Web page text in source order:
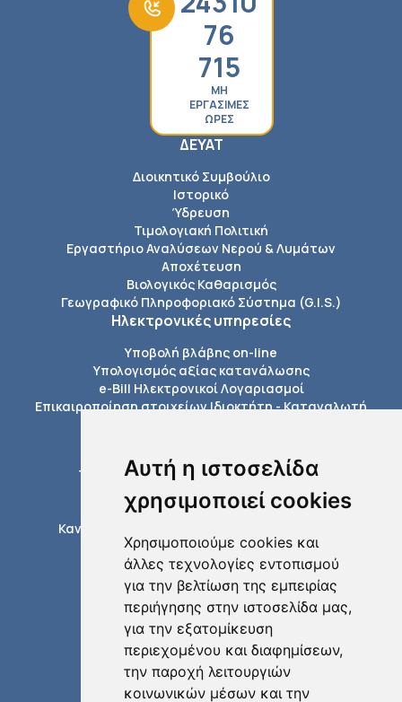
Αυτή η ιστοσελίδα
χρησιμοποιεί cookies
Χρησιμοποιούμε cookies και
άλλες τεχνολογίες εντοπισμού
για την βελτίωση της εμπειρίας
περιήγησης στην ιστοσελίδα μας,
για την εξατομίκευση
περιεχομένου και διαφημίσεων,
την παροχή λειτουργιών
κοινωνικών μέσων και την
76
715
ΜΗ
ΕΡΓΑΣΙΜΕΣ
ΩΡΕΣ
ΔΕΥΑΤ
Διοικητικό Συμβούλιο
Ιστορικό
Ύδρευση
Τιμολογιακή Πολιτική
Εργαστήριο Αναλύσεων Νερού & Λυμάτων
Αποχέτευση
Βιολογικός Καθαρισμός
Γεωγραφικό Πληροφοριακό Σύστημα (G.I.S.)
Ηλεκτρονικές υπηρεσίες
Υποβολή βλάβης on-line
Υπολογισμός αξίας κατανάλωσης
e-Bill Ηλεκτρονικοί Λογαριασμοί
Επικαιροποίηση στοιχείων Ιδιοκτήτη - Καταναλωτή
Εξόφληση Λογαριασμών
Τέλη σύνδεσης με το δίκτυο της ΔΕΥΑΤ
Διαδικασίες ύδρευσης
Διαδικασίες αποχέτευσης
Κανονισμοί δικτύων ύδρευσης αποχέτευσης
Έντυπα / Αιτήσεις
Τηλεφωνικός κατάλογος